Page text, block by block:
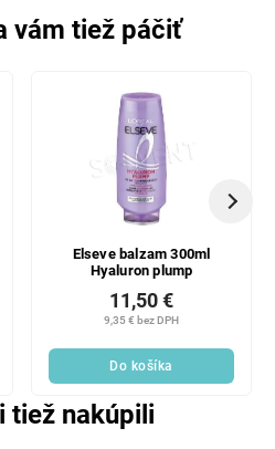
vám tiež páčiť
Elseve balzam 300ml
Hyaluron plump
9,35 € bez DPH
11,50 €
Do košíka
tiež nakúpili